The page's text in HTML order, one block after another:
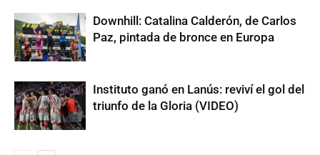
Downhill: Catalina Calderón, de Carlos
Paz, pintada de bronce en Europa
Instituto ganó en Lanús: reviví el gol del
triunfo de la Gloria (VIDEO)